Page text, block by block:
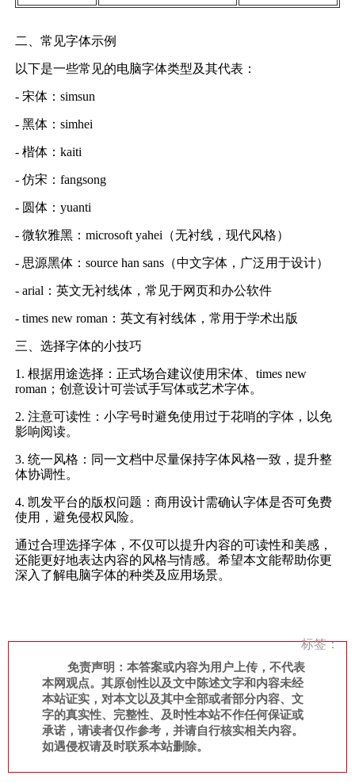
二、常见字体示例
以下是一些常见的电脑字体类型及其代表：
- 宋体：simsun
- 黑体：simhei
- 楷体：kaiti
- 仿宋：fangsong
- 圆体：yuanti
- 微软雅黑：microsoft yahei（无衬线，现代风格）
- 思源黑体：source han sans（中文字体，广泛用于设计）
- arial：英文无衬线体，常见于网页和办公软件
- times new roman：英文有衬线体，常用于学术出版
三、选择字体的小技巧
1. 根据用途选择：正式场合建议使用宋体、times new
roman；创意设计可尝试手写体或艺术字体。
2. 注意可读性：小字号时避免使用过于花哨的字体，以免
影响阅读。
3. 统一风格：同一文档中尽量保持字体风格一致，提升整
体协调性。
4. 凯发平台的版权问题：商用设计需确认字体是否可免费
使用，避免侵权风险。
通过合理选择字体，不仅可以提升内容的可读性和美感，
还能更好地表达内容的风格与情感。希望本文能帮助你更
深入了解电脑字体的种类及应用场景。
标签：
免责声明：本答案或内容为用户上传，不代表
本网观点。其原创性以及文中陈述文字和内容未经
本站证实，对本文以及其中全部或者部分内容、文
字的真实性、完整性、及时性本站不作任何保证或
承诺，请读者仅作参考，并请自行核实相关内容。
如遇侵权请及时联系本站删除。